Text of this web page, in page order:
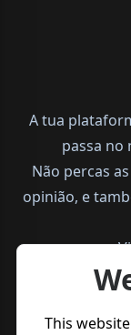
A tua
passa no
Não percas
opinião, e
This